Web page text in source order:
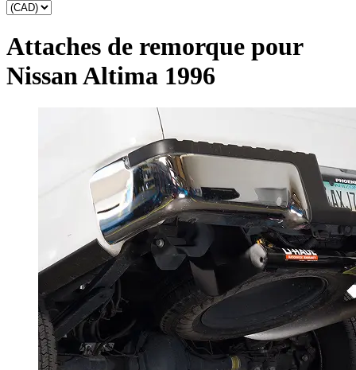
Attaches de remorque pour
Nissan Altima 1996